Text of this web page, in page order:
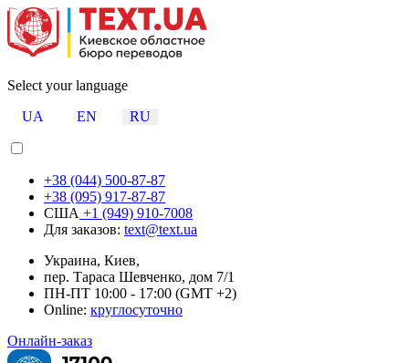
Select your language
UA
EN RU
+38 (044) 500-87-87
+38 (095) 917-87-87
США +1 (949) 910-7008
Для заказов: text@text.ua
Украина, Киев,
пер. Тараса Шевченко, дом 7/1
ПН-ПТ 10:00 - 17:00 (GMT +2)
Online: круглосуточно
Онлайн-заказ